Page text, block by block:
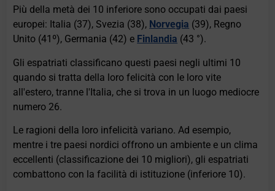
Più della metà dei 10 inferiore sono occupati dai paesi
europei: Italia (37), Svezia (38), Norvegia (39), Regno
Unito (41º), Germania (42) e Finlandia (43 °).
Gli espatriati classificano questi paesi negli ultimi 10
quando si tratta della loro felicità con le loro vite
all'estero, tranne l'Italia, che si trova in un luogo mediocre
numero 26.
Le ragioni della loro infelicità variano. Ad esempio,
mentre i tre paesi nordici offrono un ambiente e un clima
eccellenti (classificazione dei 10 migliori), gli espatriati
combattono con la facilità di istituzione (inferiore 10).